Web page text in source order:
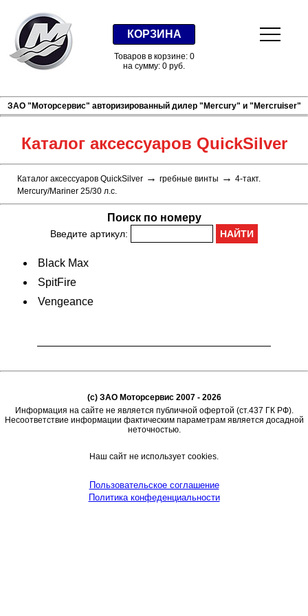
КОРЗИНА
Товаров в корзине: 0
на сумму: 0 руб.
ЗАО "Моторсервис" авторизированный дилер "Mercury" и "Mercruiser"
Каталог аксессуаров QuickSilver
Каталог аксессуаров QuickSilver → гребные винты → 4-такт.
Mercury/Mariner 25/30 л.с.
Поиск по номеру
Введите артикул:
Black Max
SpitFire
Vengeance
(c) ЗАО Моторсервис 2007 - 2026
Информация на сайте не является публичной офертой (ст.437 ГК РФ).
Несоответствие информации фактическим параметрам является досадной
неточностью.
Наш сайт не использует cookies.
Пользовательское соглашение
Политика конфеденциальности